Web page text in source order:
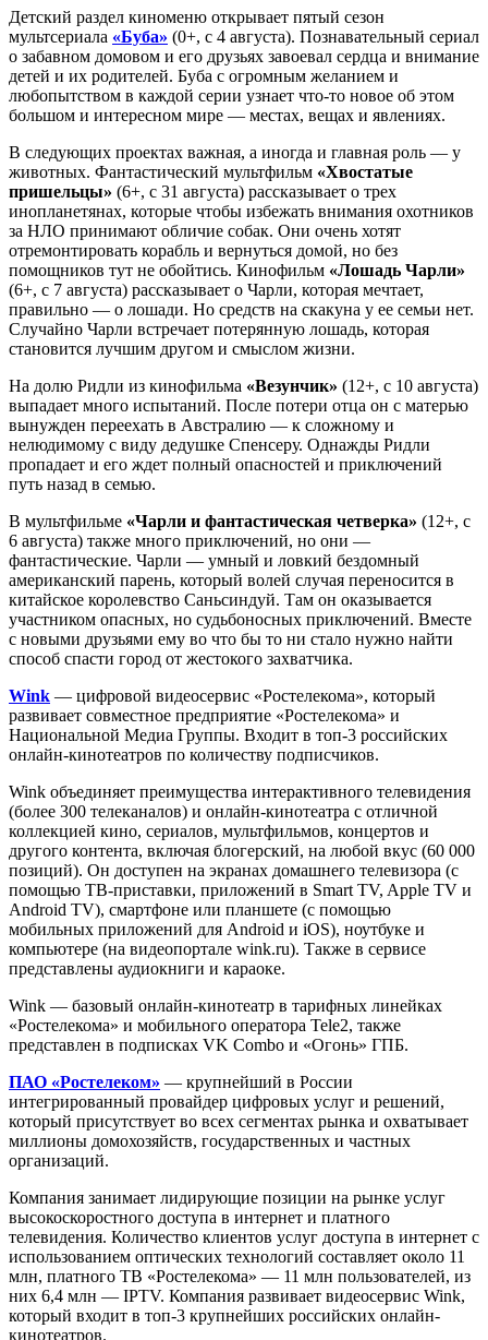
Детский раздел киноменю открывает пятый сезон
мультсериала «Буба» (0+, с 4 августа). Познавательный сериал
о забавном домовом и его друзьях завоевал сердца и внимание
детей и их родителей. Буба с огромным желанием и
любопытством в каждой серии узнает что-то новое об этом
большом и интересном мире — местах, вещах и явлениях.
В следующих проектах важная, а иногда и главная роль — у
животных. Фантастический мультфильм «Хвостатые
пришельцы» (6+, с 31 августа) рассказывает о трех
инопланетянах, которые чтобы избежать внимания охотников
за НЛО принимают обличие собак. Они очень хотят
отремонтировать корабль и вернуться домой, но без
помощников тут не обойтись. Кинофильм «Лошадь Чарли»
(6+, с 7 августа) рассказывает о Чарли, которая мечтает,
правильно — о лошади. Но средств на скакуна у ее семьи нет.
Случайно Чарли встречает потерянную лошадь, которая
становится лучшим другом и смыслом жизни.
На долю Ридли из кинофильма «Везунчик» (12+, с 10 августа)
выпадает много испытаний. После потери отца он с матерью
вынужден переехать в Австралию — к сложному и
нелюдимому с виду дедушке Спенсеру. Однажды Ридли
пропадает и его ждет полный опасностей и приключений
путь назад в семью.
В мультфильме «Чарли и фантастическая четверка» (12+, с
6 августа) также много приключений, но они —
фантастические. Чарли — умный и ловкий бездомный
американский парень, который волей случая переносится в
китайское королевство Саньсиндуй. Там он оказывается
участником опасных, но судьбоносных приключений. Вместе
с новыми друзьями ему во что бы то ни стало нужно найти
способ спасти город от жестокого захватчика.
Wink — цифровой видеосервис «Ростелекома», который
развивает совместное предприятие «Ростелекома» и
Национальной Медиа Группы. Входит в топ-3 российских
онлайн-кинотеатров по количеству подписчиков.
Wink объединяет преимущества интерактивного телевидения
(более 300 телеканалов) и онлайн-кинотеатра с отличной
коллекцией кино, сериалов, мультфильмов, концертов и
другого контента, включая блогерский, на любой вкус (60 000
позиций). Он доступен на экранах домашнего телевизора (с
помощью ТВ-приставки, приложений в Smart TV, Apple TV и
Android TV), смартфоне или планшете (с помощью
мобильных приложений для Android и iOS), ноутбуке и
компьютере (на видеопортале wink.ru). Также в сервисе
представлены аудиокниги и караоке.
Wink — базовый онлайн-кинотеатр в тарифных линейках
«Ростелекома» и мобильного оператора Tele2, также
представлен в подписках VK Combo и «Огонь» ГПБ.
ПАО «Ростелеком» — крупнейший в России
интегрированный провайдер цифровых услуг и решений,
который присутствует во всех сегментах рынка и охватывает
миллионы домохозяйств, государственных и частных
организаций.
Компания занимает лидирующие позиции на рынке услуг
высокоскоростного доступа в интернет и платного
телевидения. Количество клиентов услуг доступа в интернет с
использованием оптических технологий составляет около 11
млн, платного ТВ «Ростелекома» — 11 млн пользователей, из
них 6,4 млн — IPTV. Компания развивает видеосервис Wink,
который входит в топ-3 крупнейших российских онлайн-
кинотеатров.